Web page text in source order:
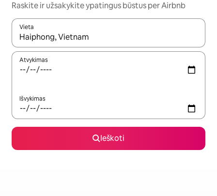
Raskite ir užsakykite ypatingus būstus per Airbnb
Vieta
Kai pasirodys paieškos rezultatai, juos naršyti galite
Atvykimas
Išvykimas
Ieškoti